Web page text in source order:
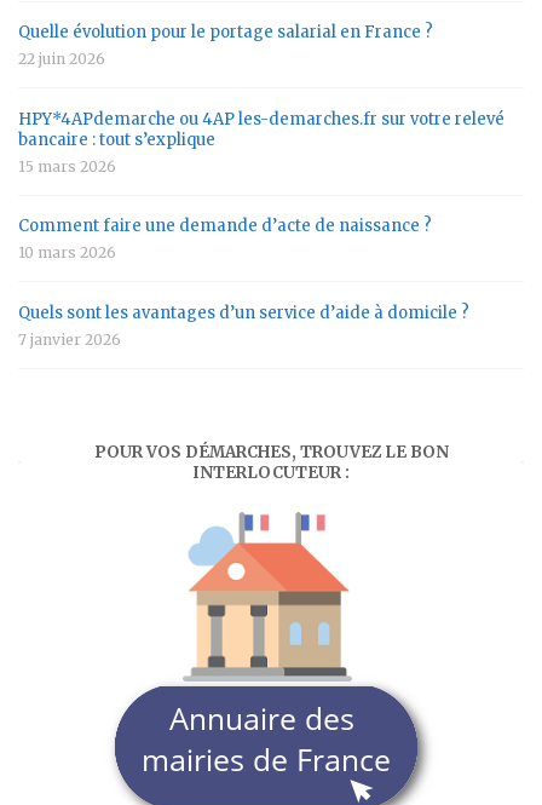
Quelle évolution pour le portage salarial en France ?
22 juin 2026
HPY*4APdemarche ou 4AP les-demarches.fr sur votre relevé
bancaire : tout s’explique
15 mars 2026
Comment faire une demande d’acte de naissance ?
10 mars 2026
Quels sont les avantages d’un service d’aide à domicile ?
7 janvier 2026
POUR VOS DÉMARCHES, TROUVEZ LE BON
INTERLOCUTEUR :